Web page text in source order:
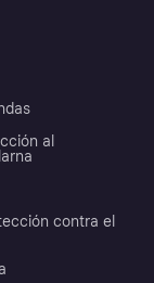
al
contra el